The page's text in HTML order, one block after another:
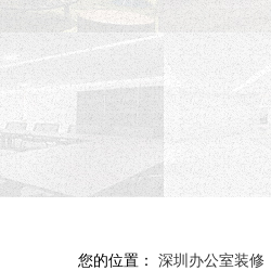
您的位置： 深圳办公室装修